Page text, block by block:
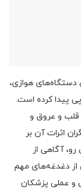
دستگاه‌های هوازی،
پیدا کرده است.
قلب و عروق و
اثرات آن بر
آگاهی از
از دغدغه‌های مهم
و عملی پزشکان